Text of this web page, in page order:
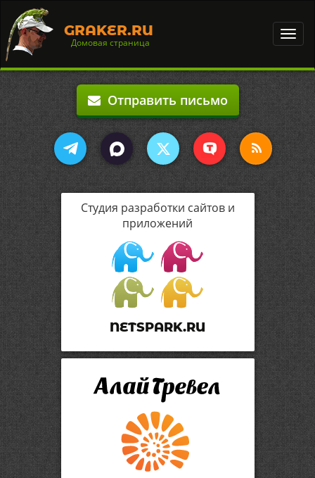
GRAKER.RU
Домовая страница
Отправить письмо
Студия разработки сайтов и
приложений
NETSPARK.RU